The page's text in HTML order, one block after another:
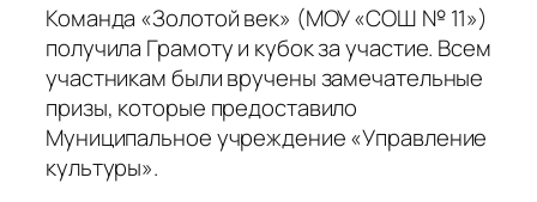
Команда «Золотой век» (МОУ «СОШ № 11»)
получила Грамоту и кубок за участие. Всем
участникам были вручены замечательные
призы, которые предоставило
Муниципальное учреждение «Управление
культуры».